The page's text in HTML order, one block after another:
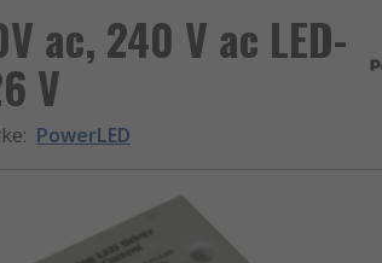
ac, 240 V ac LED-
V
: PowerLED